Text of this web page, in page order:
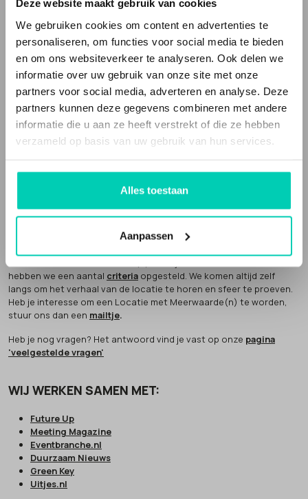
Deze website maakt gebruik van cookies
We gebruiken cookies om content en advertenties te
personaliseren, om functies voor social media te bieden
en om ons websiteverkeer te analyseren. Ook delen we
informatie over uw gebruik van onze site met onze
partners voor social media, adverteren en analyse. Deze
partners kunnen deze gegevens combineren met andere
informatie die u aan ze heeft verstrekt of die ze hebben
verzameld op basis van uw gebruik van hun services.
Alles toestaan
Aanpassen
en/of inrichting is niet standaard. Het zijnunieke locaties , met een
verhaal, die echt iets toevoegen aan je evenement of bijeenkomst.
Locaties met Meerwaarde(n) is een webportal die deze bijzondere
en unieke locaties verzamelt. Het is ook een sociale onderneming.
Een deel van onze omzet geven we weg aan goede doelen.
Locaties met Meerwaarde(N) is partner van
mee aan een economie die klopt.
AANMELDEN LOCATIE
hebben we een aantal criteria opgesteld. We komen altijd zelf
langs om het verhaal van de locatie te horen en sfeer te proeven.
Heb je interesse om een Locatie met Meerwaarde(n) te worden,
stuur ons dan een mailtje.
Heb je nog vragen? Het antwoord vind je vast op onze pagina
'veelgestelde vragen'
WIJ WERKEN SAMEN MET:
Future Up
Meeting Magazine
Eventbranche.nl
Duurzaam Nieuws
Green Key
Uitjes.nl